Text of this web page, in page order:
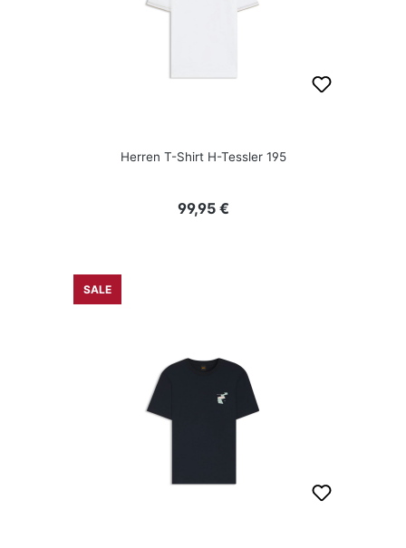
Herren T-Shirt H-Tessler 195
Regulärer Preis:
99,95 €
SALE